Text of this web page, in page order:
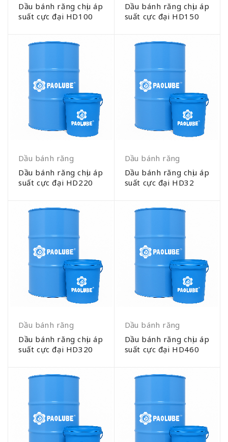
Dầu bánh răng chịu áp
suất cực đại HD100
Dầu bánh răng chịu áp
suất cực đại HD150
Dầu bánh răng
Dầu bánh răng chịu áp
suất cực đại HD220
Dầu bánh răng
Dầu bánh răng chịu áp
suất cực đại HD32
Dầu bánh răng
Dầu bánh răng chịu áp
suất cực đại HD320
Dầu bánh răng
Dầu bánh răng chịu áp
suất cực đại HD460